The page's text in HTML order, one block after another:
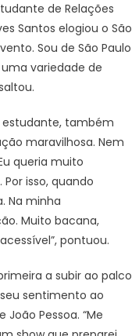
de Relações
Santos elogiou o São
Sou de São Paulo
variedade de
estudante, também
maravilhosa. Nem
queria muito
isso, quando
Na minha
Muito bacana,
pontuou.
a subir ao palco
sentimento ao
Pessoa. “Me